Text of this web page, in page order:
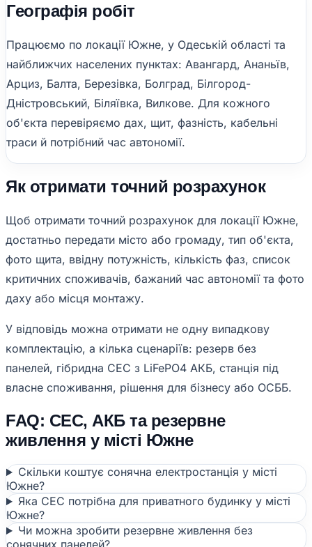
Географія робіт
Працюємо по локації Южне, у Одеській області та
найближчих населених пунктах: Авангард, Ананьїв,
Арциз, Балта, Березівка, Болград, Білгород-
Дністровський, Біляївка, Вилкове. Для кожного
об'єкта перевіряємо дах, щит, фазність, кабельні
траси й потрібний час автономії.
Як отримати точний розрахунок
Щоб отримати точний розрахунок для локації Южне,
достатньо передати місто або громаду, тип об'єкта,
фото щита, ввідну потужність, кількість фаз, список
критичних споживачів, бажаний час автономії та фото
даху або місця монтажу.
У відповідь можна отримати не одну випадкову
комплектацію, а кілька сценаріїв: резерв без
панелей, гібридна СЕС з LiFePO4 АКБ, станція під
власне споживання, рішення для бізнесу або ОСББ.
FAQ: СЕС, АКБ та резервне
живлення у місті Южне
Скільки коштує сонячна електростанція у місті
Южне?
Яка СЕС потрібна для приватного будинку у місті
Южне?
Чи можна зробити резервне живлення без